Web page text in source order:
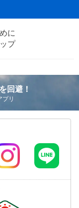
に
プ
回避！
リ